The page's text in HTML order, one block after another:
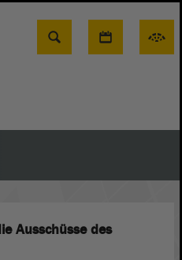
Suche
Ausschüsse des